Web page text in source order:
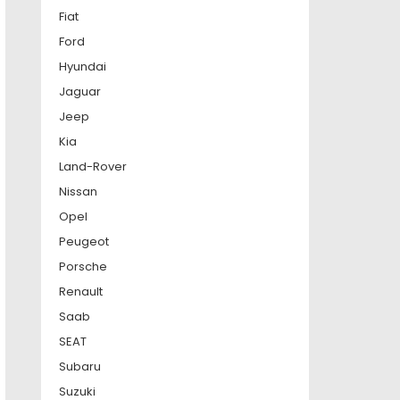
Fiat
Ford
Hyundai
Jaguar
Jeep
Kia
Land-Rover
Nissan
Opel
Peugeot
Porsche
Renault
Saab
SEAT
Subaru
Suzuki